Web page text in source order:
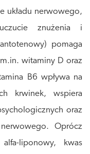
układu nerwowego,
znużenia i
pomaga
witaminy D oraz
B6 wpływa na
krwinek, wspiera
oraz
nerwowego. Oprócz
liponowy, kwas